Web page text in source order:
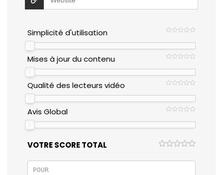
Simplicité d'utilisation
Mises à jour du contenu
Qualité des lecteurs vidéo
Avis Global
VOTRE SCORE TOTAL